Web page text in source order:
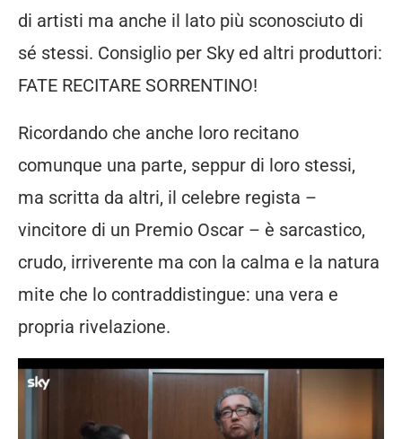
di artisti ma anche il lato più sconosciuto di
sé stessi. Consiglio per Sky ed altri produttori:
FATE RECITARE SORRENTINO!
Ricordando che anche loro recitano
comunque una parte, seppur di loro stessi,
ma scritta da altri, il celebre regista –
vincitore di un Premio Oscar – è sarcastico,
crudo, irriverente ma con la calma e la natura
mite che lo contraddistingue: una vera e
propria rivelazione.